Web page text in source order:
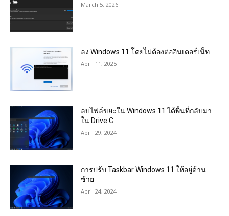
March 5, 2026
ลง Windows 11 โดยไม่ต้องต่ออินเตอร์เน็ท
April 11, 2025
ลบไฟล์ขยะใน Windows 11 ได้พื้นที่กลับมา
ใน Drive C
April 29, 2024
การปรับ Taskbar Windows 11 ให้อยู่ด้าน
ซ้าย
April 24, 2024